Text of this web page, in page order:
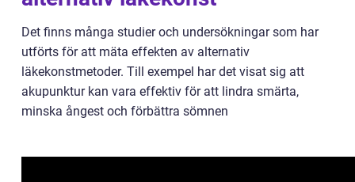
Det finns många studier och undersökningar som har
utförts för att mäta effekten av alternativ
läkekonstmetoder. Till exempel har det visat sig att
akupunktur kan vara effektiv för att lindra smärta,
minska ångest och förbättra sömnen